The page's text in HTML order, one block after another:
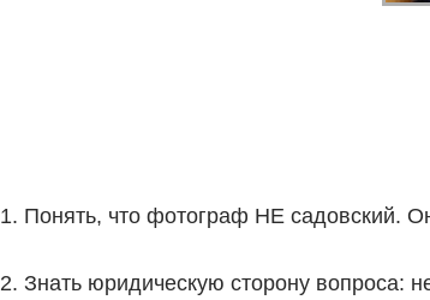
1. Понять, что фотограф НЕ садовский.
2. Знать юридическую сторону вопроса: